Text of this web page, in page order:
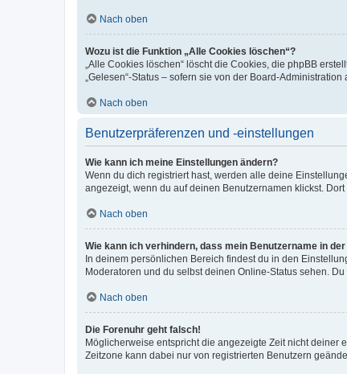
Nach oben
Wozu ist die Funktion „Alle Cookies löschen“?
„Alle Cookies löschen“ löscht die Cookies, die phpBB
„Gelesen“-Status – sofern sie von der Board-
Nach oben
Benutzerpräferenzen und -einstellungen
Wie kann ich meine Einstellungen ändern?
Wenn du dich registriert hast, werden alle deine
angezeigt, wenn du auf deinen Benutzernamen klickst.
Nach oben
Wie kann ich verhindern, dass mein Benutzername in
In deinem persönlichen Bereich findest du in den
Moderatoren und du selbst deinen Online-Status sehen.
Nach oben
Die Forenuhr geht falsch!
Möglicherweise entspricht die angezeigte Zeit nicht deiner
Zeitzone kann dabei nur von registrierten Benutzern